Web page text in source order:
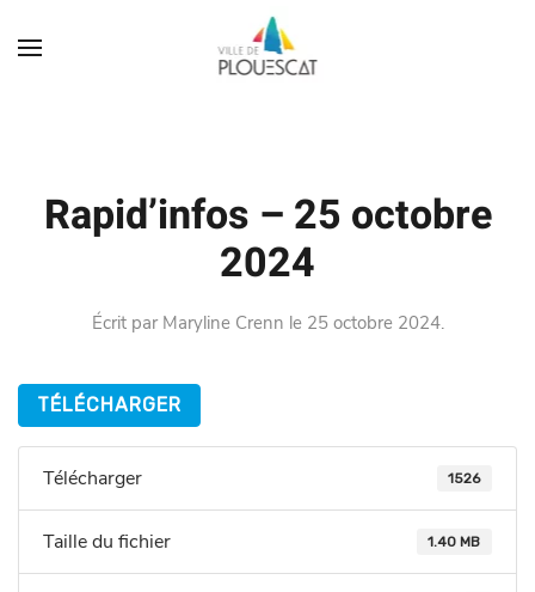
Rapid’infos – 25 octobre
2024
Écrit par Maryline Crenn le 25 octobre 2024.
TÉLÉCHARGER
Télécharger 1526
Taille du fichier 1.40 MB